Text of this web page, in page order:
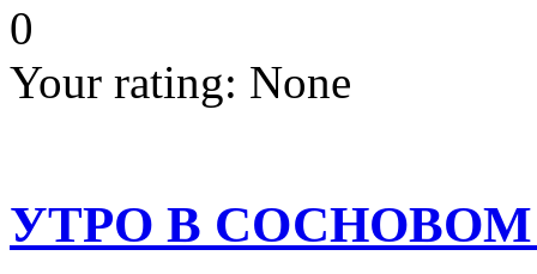
0
Your rating: None
УТРО В